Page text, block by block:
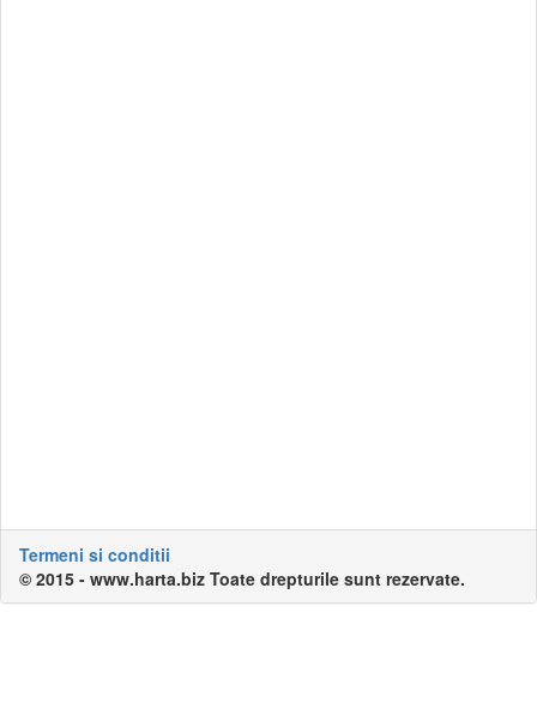
Termeni si conditii
© 2015 - www.harta.biz Toate drepturile sunt rezervate.